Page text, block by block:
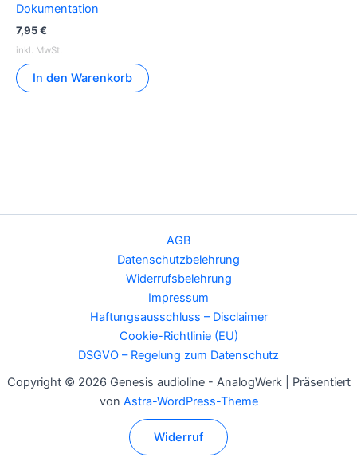
Dokumentation
7,95€
inkl. MwSt.
In den Warenkorb
AGB
Datenschutzbelehrung
Widerrufsbelehrung
Impressum
Haftungsausschluss – Disclaimer
Cookie-Richtlinie (EU)
DSGVO – Regelung zum Datenschutz
Copyright © 2026 Genesis audioline - AnalogWerk | Präsentiert
von Astra-WordPress-Theme
Widerruf